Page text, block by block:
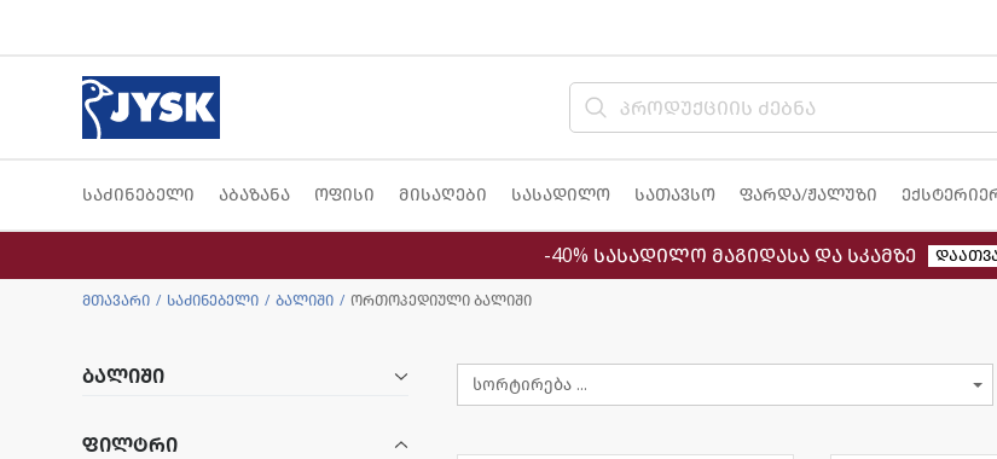
საძინებელი აბაზანა ოფისი მისაღები სასადილო სათავსო ფარდა/ჟალუზი
-40% სასადილო მაგიდასა და სკამზე
მთავარი საძინებელი ბალიში ორთოპედიული ბალიში
ბალიში
ფილტრი